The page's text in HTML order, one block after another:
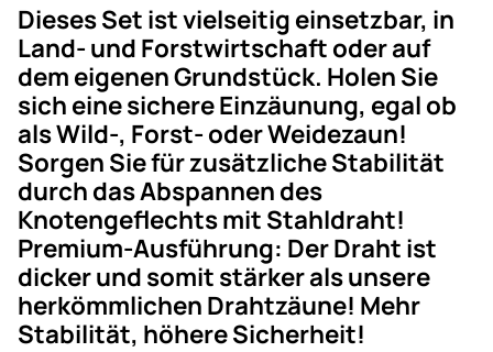
Dieses Set ist vielseitig einsetzbar, in
Land- und Forstwirtschaft oder auf
dem eigenen Grundstück. Holen Sie
sich eine sichere Einzäunung, egal ob
als Wild-, Forst- oder Weidezaun!
Sorgen Sie für zusätzliche Stabilität
durch das Abspannen des
Knotengeflechts mit Stahldraht!
Premium-Ausführung: Der Draht ist
dicker und somit stärker als unsere
herkömmlichen Drahtzäune! Mehr
Stabilität, höhere Sicherheit!